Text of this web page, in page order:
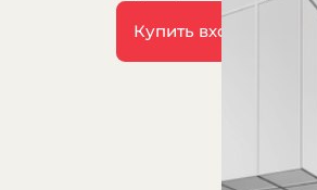
Купить входной билет